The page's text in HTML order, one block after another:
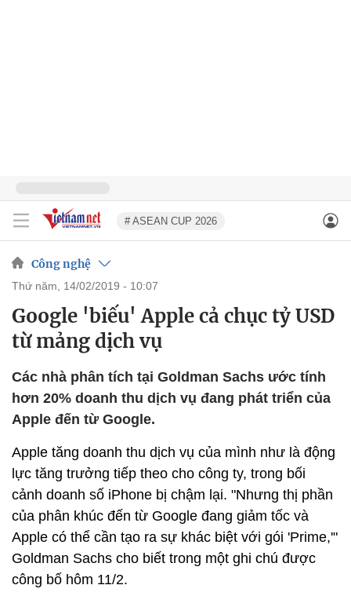
# ASEAN CUP 2026
Công nghệ
thứ năm, 14/02/2019 - 10:07
Google 'biếu' Apple cả chục tỷ USD
từ mảng dịch vụ
Các nhà phân tích tại Goldman Sachs ước tính
hơn 20% doanh thu dịch vụ đang phát triển của
Apple đến từ Google.
Apple tăng doanh thu dịch vụ của mình như là động
lực tăng trưởng tiếp theo cho công ty, trong bối
cảnh doanh số iPhone bị chậm lại. "Nhưng thị phần
của phân khúc đến từ Google đang giảm tốc và
Apple có thể cần tạo ra sự khác biệt với gói 'Prime,'"
Goldman Sachs cho biết trong một ghi chú được
công bố hôm 11/2.